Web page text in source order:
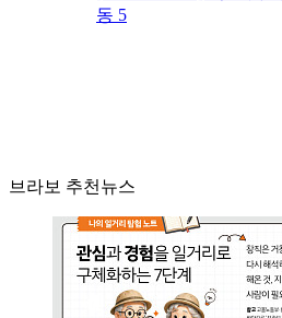
동 5
브라보 추천뉴스